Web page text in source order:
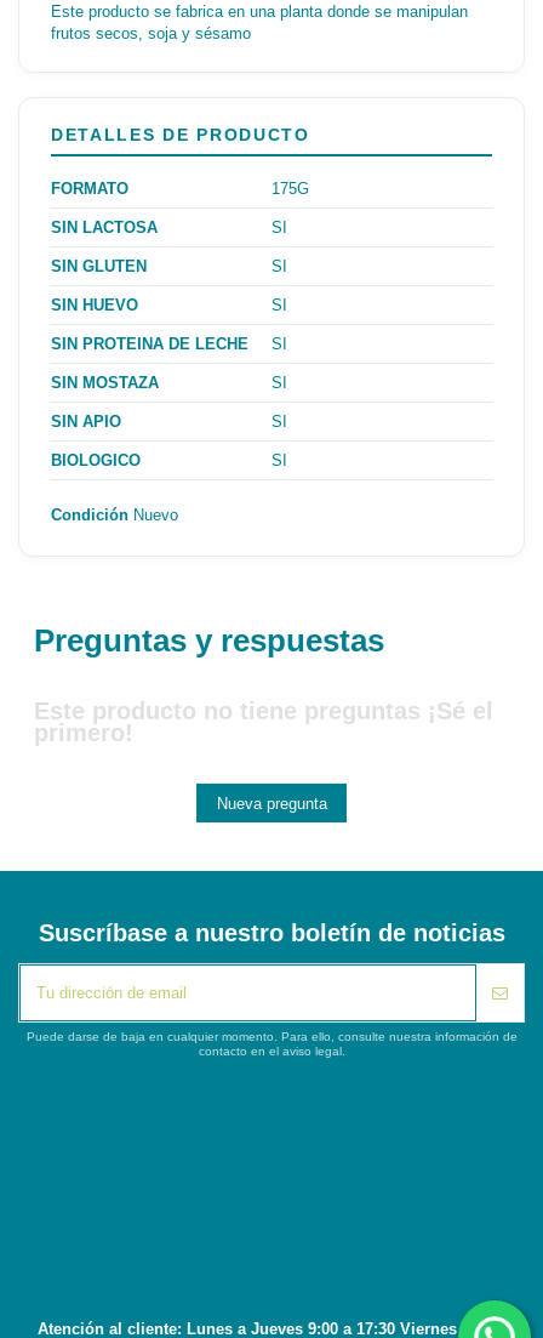
Este producto se fabrica en una planta donde se manipulan
frutos secos, soja y sésamo
DETALLES DE PRODUCTO
FORMATO 175G
SIN LACTOSA SI
SIN GLUTEN SI
SIN HUEVO SI
SIN PROTEINA DE LECHE SI
SIN MOSTAZA SI
SIN APIO SI
BIOLOGICO SI
Condición Nuevo
Preguntas y respuestas
Este producto no tiene preguntas ¡Sé el
primero!
Nueva pregunta
Suscríbase a nuestro boletín de noticias
Puede darse de baja en cualquier momento. Para ello, consulte nuestra información de
contacto en el aviso legal.
Atención al cliente: Lunes a Jueves 9:00 a 17:30 Viernes 8:45 a